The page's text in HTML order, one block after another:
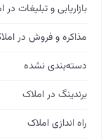
بازاریابی و تبلیغات در
مذاکره و فروش در
دسته‌بندی نشده
برندینگ در املاک
راه اندازی املاک